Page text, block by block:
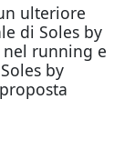
ulteriore
di Soles by
running e
by